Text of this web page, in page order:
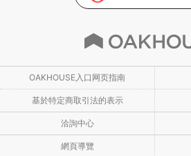
OAKHOUSE入口网页指南
基於特定商取引法的表示
洽詢中心
網頁導覽